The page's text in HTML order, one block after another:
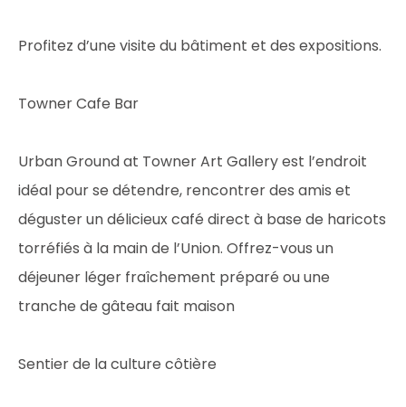
Profitez d’une visite du bâtiment et des expositions.
Towner Cafe Bar
Urban Ground at Towner Art Gallery est l’endroit
idéal pour se détendre, rencontrer des amis et
déguster un délicieux café direct à base de haricots
torréfiés à la main de l’Union. Offrez-vous un
déjeuner léger fraîchement préparé ou une
tranche de gâteau fait maison
Sentier de la culture côtière